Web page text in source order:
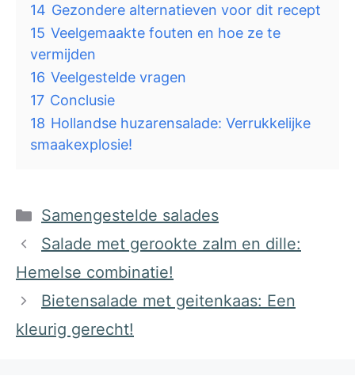
14 Gezondere alternatieven voor dit recept
15 Veelgemaakte fouten en hoe ze te
vermijden
16 Veelgestelde vragen
17 Conclusie
18 Hollandse huzarensalade: Verrukkelijke
smaakexplosie!
Categorieën
Samengestelde salades
Salade met gerookte zalm en dille:
Hemelse combinatie!
Bietensalade met geitenkaas: Een
kleurig gerecht!